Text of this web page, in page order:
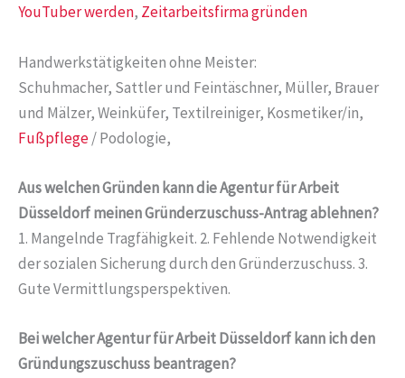
YouTuber werden, Zeitarbeitsfirma gründen
Handwerkstätigkeiten ohne Meister:
Schuhmacher, Sattler und Feintäschner, Müller, Brauer
und Mälzer, Weinküfer, Textilreiniger, Kosmetiker/in,
Fußpflege/ Podologie,
Aus welchen Gründen kann die Agentur für Arbeit
Düsseldorf meinen Gründerzuschuss-Antrag ablehnen?
1. Mangelnde Tragfähigkeit. 2. Fehlende Notwendigkeit
der sozialen Sicherung durch den Gründerzuschuss. 3.
Gute Vermittlungsperspektiven.
Bei welcher Agentur für Arbeit Düsseldorf kann ich den
Gründungszuschuss beantragen?